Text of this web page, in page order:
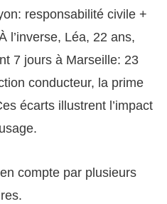
responsabilité civile +
l’inverse, Léa, 22 ans,
7 jours à Marseille: 23
conducteur, la prime
écarts illustrent l’impact
compte par plusieurs